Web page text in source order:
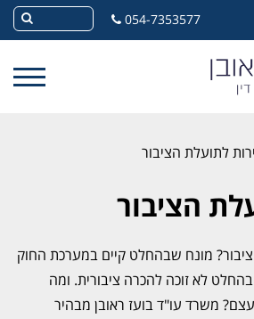
054-7353577
לתועלת הציבור
הציבור
מונח שבהחלט קיים במערכת החוק
לא זוכה להכרה ציבורית. ומה
משרד עו"ד בועז ראובן מבהיר